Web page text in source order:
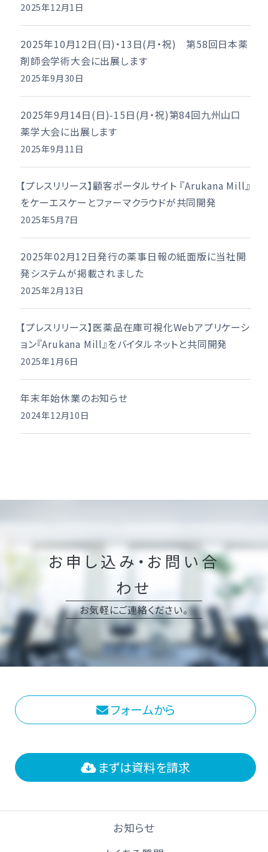
2025年12月1日
2025年10月12日(日)・13日(月・祝) 第58回日本薬
剤師会学術大会に出展します
2025年9月30日
2025年9月14日(日)-15日(月・祝)第84回九州山口
薬学大会に出展します
2025年9月11日
【プレスリリース】顧客ポータルサイト 『Arukana Mill』
をケーエスケーとファーマクラウドが共同開発
2025年5月7日
2025年02月12日発行の薬事日報の紙面版に当社開
発システムが掲載されました
2025年2月13日
【プレスリリース】医薬品在庫可視化Webアプリケーシ
ョン『Arukana Mill』をバイタルネットと共同開発
2025年1月6日
年末年始休業のお知らせ
2024年12月10日
お申し込み・お問い合
わせ
お気軽にご連絡ください。
フォームから
まずは資料を請求
お知らせ